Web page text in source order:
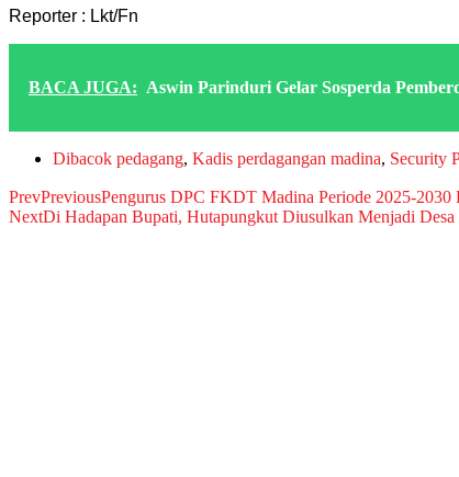
Reporter : Lkt/Fn
BACA JUGA: Aswin Parinduri Gelar Sosperda
Dibacok pedagang, Kadis perdagangan madina, Security
PrevPreviousPengurus DPC FKDT Madina Periode 2025-
NextDi Hadapan Bupati, Hutapungkut Diusulkan Menjadi Desa